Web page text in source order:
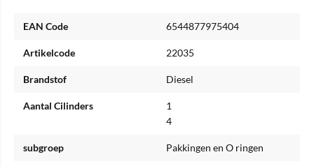
EAN Code 6544877975404
Artikelcode 22035
Brandstof Diesel
Aantal Cilinders
1
4
subgroep Pakkingen en O ringen